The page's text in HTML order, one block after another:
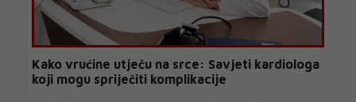
Kako vrućine utječu na srce: Savjeti kardiologa
koji mogu spriječiti komplikacije